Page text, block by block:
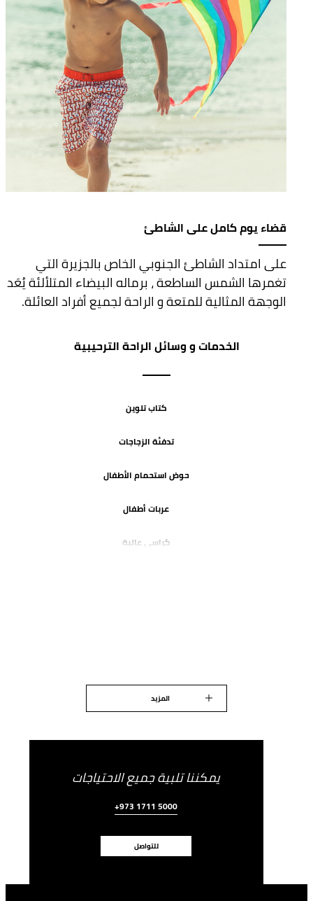
قضاء يوم كامل على الشاطئ
على امتداد الشاطئ الجنوبي الخاص بالجزيرة التي
تغمرها الشمس الساطعة ، برماله البيضاء المتلألئة يُعَد
الوجهة المثالية للمتعة و الراحة لجميع أفراد العائلة.
الخدمات و وسائل الراحة الترحيبية
كتاب تلوين
تدفئة الزجاجات
حوض استحمام الأطفال
عربات أطفال
كراسي عالية
المزيد
يمكننا تلبية جميع الاحتياجات
+973 1711 5000
للتواصل